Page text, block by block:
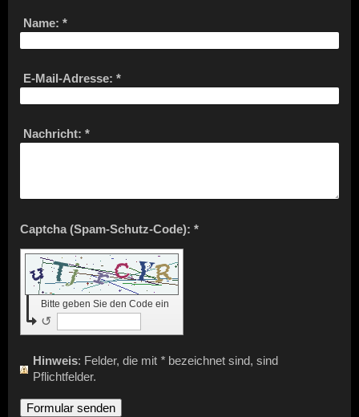
Name: *
E-Mail-Adresse: *
Nachricht: *
Captcha (Spam-Schutz-Code): *
Bitte geben Sie den Code ein
↺
Hinweis : Felder, die mit * bezeichnet sind, sind
Pflichtfelder.